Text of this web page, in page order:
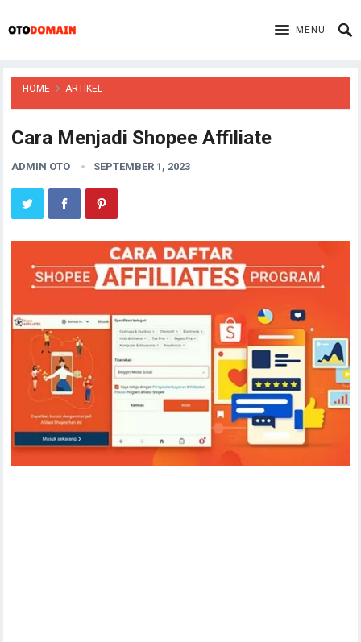
MENU
HOME ARTIKEL
Cara Menjadi Shopee Affiliate
ADMIN OTO SEPTEMBER 1, 2023